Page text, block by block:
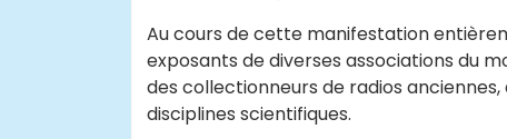
Au cours de cette manifestation
exposants de diverses associations du
des collectionneurs de radios
disciplines scientifiques.